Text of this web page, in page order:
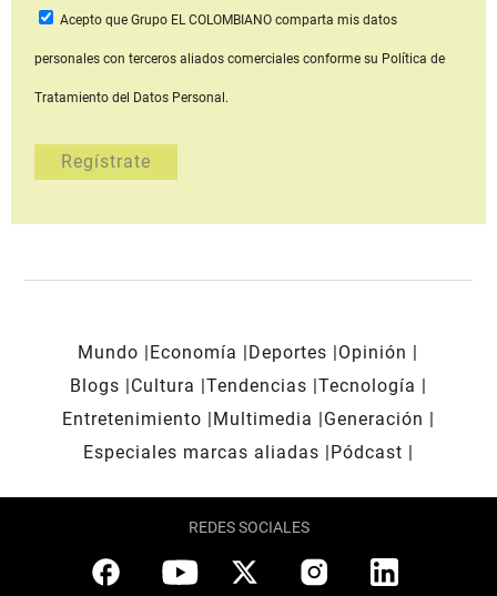
Acepto que Grupo EL COLOMBIANOcomparta mis datos
personales con terceros aliados comerciales conforme su Política de
Tratamiento del Datos Personal.
Mundo Economía Deportes
Opinión
Blogs
Cultura Tendencias Tecnología
Entretenimiento
Multimedia
Generación
Especiales marcas aliadas
Pódcast
REDES SOCIALES